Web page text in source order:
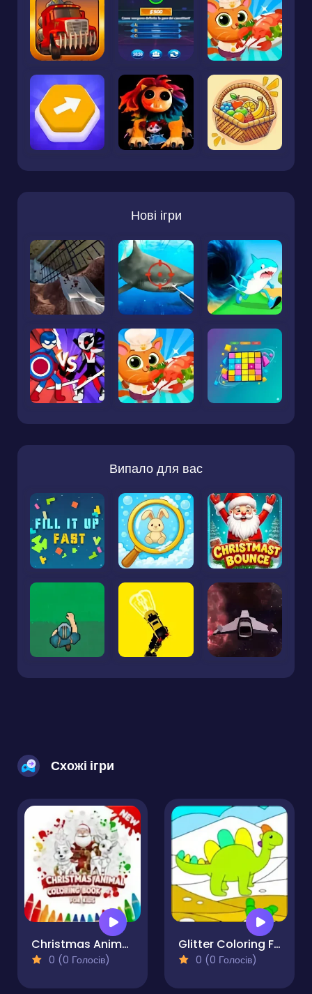
Нові ігри
Випало для вас
Схожі ігри
Christmas Animal Coloring Book for Kids
0 (0 Голосів)
Glitter Coloring For Kids
0 (0 Голосів)